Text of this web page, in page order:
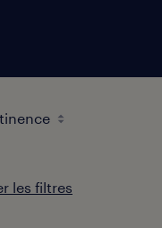
les filtres